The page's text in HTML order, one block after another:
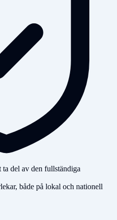
del av den fullständiga
både på lokal och nationell